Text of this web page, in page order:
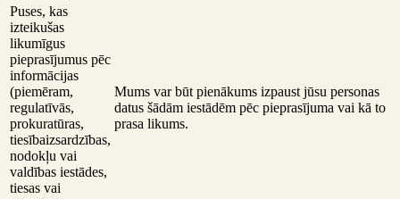
Puses, kas
izteikušas
likumīgus
pieprasījumus pēc
informācijas
(piemēram,
regulatīvās,
prokuratūras,
tiesībaizsardzības,
nodokļu vai
valdības iestādes,
tiesas vai
Mums var būt pienākums izpaust jūsu personas
datus šādām iestādēm pēc pieprasījuma vai kā to
prasa likums.